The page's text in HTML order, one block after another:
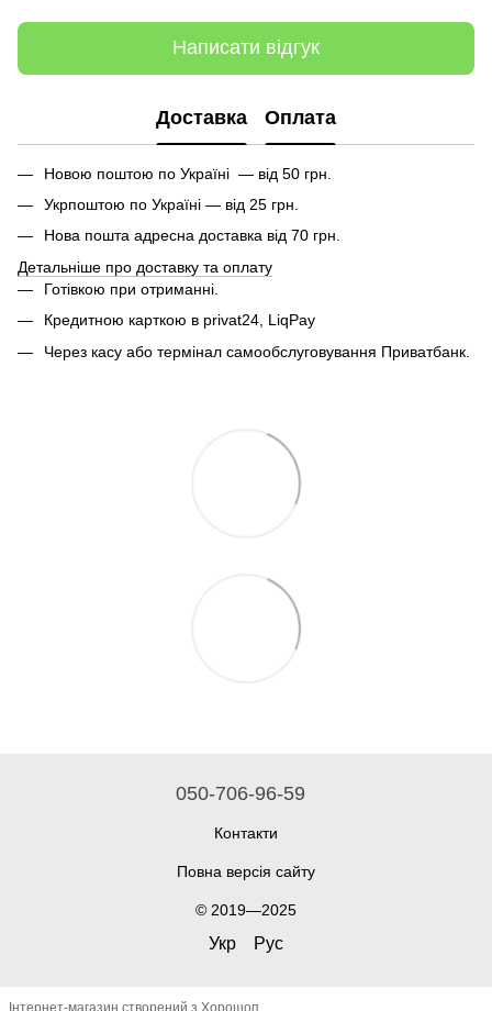
Написати відгук
Доставка Оплата
Новою поштою по Україні — від 50 грн.
Укрпоштою по Україні — від 25 грн.
Нова пошта адресна доставка від 70 грн.
Детальніше про доставку та оплату
Готівкою при отриманні.
Кредитною карткою в privat24, LiqPay
Через касу або термінал самообслуговування Приватбанк.
050-706-96-59
Контакти
Повна версія сайту
© 2019—2025
Укр Рус
Інтернет-магазин створений з Хорошоп